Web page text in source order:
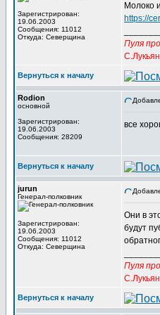
Зарегистрирован:
19.06.2003
Сообщения: 11012
Откуда: Северщина
Молоко
https://
Пуля
Вернуться к началу
Rodion
основной
Зарегистрирован:
19.06.2003
Сообщения: 28209
все
Вернуться к началу
jurun
Генерал-полковник
Зарегистрирован:
19.06.2003
Сообщения: 11012
Откуда: Северщина
Они в
будут
Пуля
Вернуться к началу